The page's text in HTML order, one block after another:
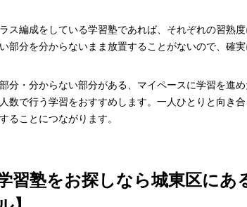
ス編成をしている学習塾であれば、それぞれの習熟
部分を分からないまま放置することがないので、確
分・分からない部分がある、マイペースに学習を進
数で行う学習をおすすめします。一人ひとりと向き
ることにつながります。
習塾をお探しなら城東区にあ